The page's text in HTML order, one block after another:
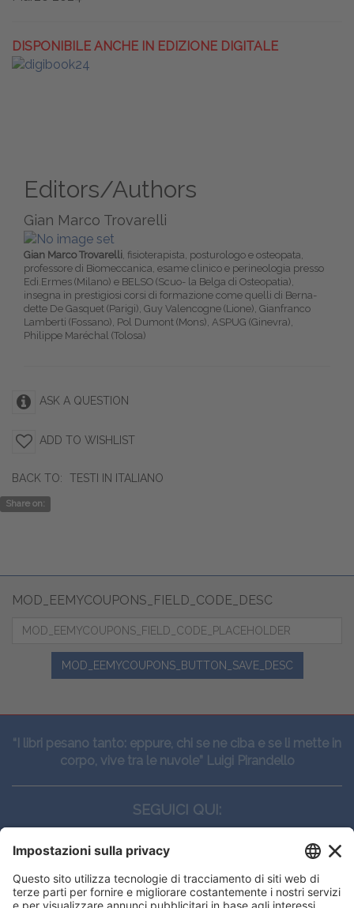
DISPONIBILE ANCHE IN EDIZIONE DIGITALE
Editors/Authors
Gian Marco Trovarelli
Gian Marco Trovarelli , fisioterapista, posturologo e osteopata,
professore di Biomeccanica, esame clinico e perineologia presso
Edi.Ermes (Milano) e BELSO (Scuo- la Belga di Osteopatia),
insegna in prestigiosi corsi di formazione come quelli di Berna-
dette De Gasquet (Parigi), Guy Valencogne (Lione), Gianfranco
Lamberti (Fossano), Pol Dumont (Mons), ASPUG (Ginevra),
Philippe Maréchal (Tolosa)
ASK A QUESTION
ADD TO WISHLIST
BACK TO: TESTI IN ITALIANO
Share on:
MOD_EEMYCOUPONS_FIELD_CODE_DESC
MOD_EEMYCOUPONS_BUTTON_SAVE_DESC
“I libri pesano tanto: eppure, chi se ne ciba e se li mette in
corpo, vive tra le nuvole” Luigi Pirandello
SEGUICI QUI:
CONTATTI